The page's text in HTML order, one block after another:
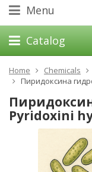
Menu
Catalog
Home Chemicals
Пиридоксина
Pyridoxini